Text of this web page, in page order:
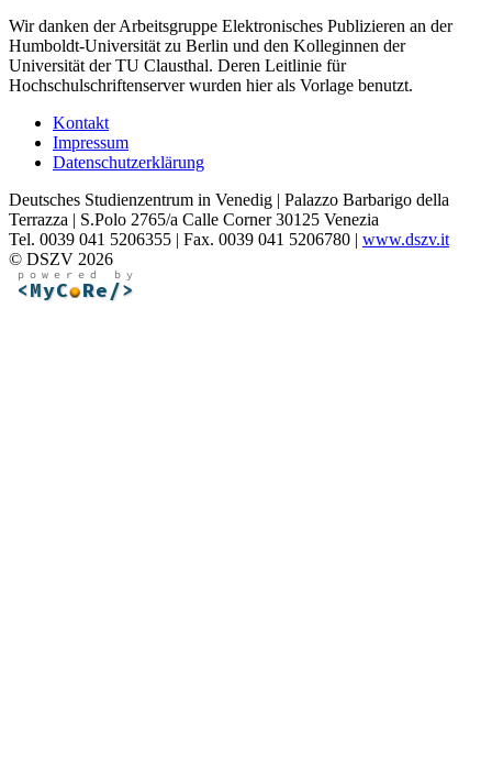
Wir danken der Arbeitsgruppe Elektronisches Publizieren an der
Humboldt-Universität zu Berlin und den Kolleginnen der
Universität der TU Clausthal. Deren Leitlinie für
Hochschulschriftenserver wurden hier als Vorlage benutzt.
Kontakt
Impressum
Datenschutzerklärung
Deutsches Studienzentrum in Venedig | Palazzo Barbarigo della
Terrazza | S.Polo 2765/a Calle Corner 30125 Venezia
Tel. 0039 041 5206355 | Fax. 0039 041 5206780 | www.dszv.it
© DSZV 2026